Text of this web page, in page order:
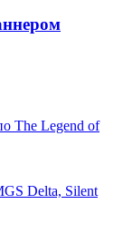
The Legend of
Delta, Silent